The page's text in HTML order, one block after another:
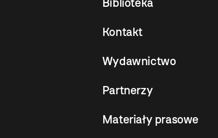
Biblioteka
Kontakt
Wydawnictwo
Partnerzy
Materiały prasowe